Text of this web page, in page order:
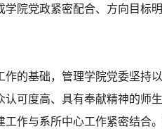
院党政紧密配合、方向目标
基础，管理学院党委坚持
可度高、具有奉献精神的师
作与系所中心工作紧密结合